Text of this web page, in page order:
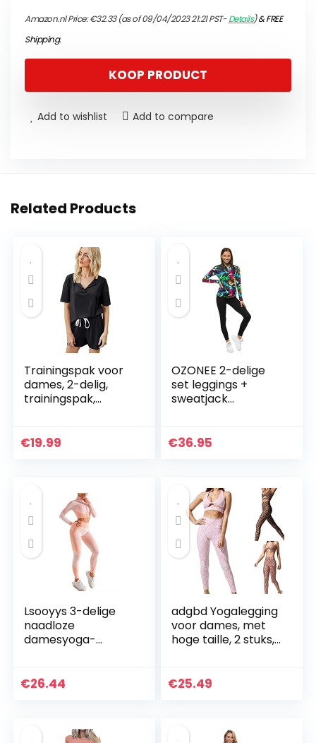
Amazon.nl Price:€32.33(as of 09/04/2023 21:21 PST-Details)&FREE
Shipping.
KOOP PRODUCT
Add to wishlist Add to compare
Related Products
Trainingspak voor
dames, 2-delig,
trainingspak,
sportpak, top +
€19.99
OZONEE 2-delige
set leggings +
sweatjack
joggingpak
€36.95
Lsooyys 3-delige
naadloze
damesyoga-
zacht, comfortabel
€26.44
adgbd Yogalegging
voor dames, met
hoge taille, 2 stuks,
€25.49